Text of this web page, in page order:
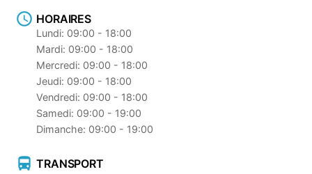
HORAIRES
Lundi: 09:00 - 18:00
Mardi: 09:00 - 18:00
Mercredi: 09:00 - 18:00
Jeudi: 09:00 - 18:00
Vendredi: 09:00 - 18:00
Samedi: 09:00 - 19:00
Dimanche: 09:00 - 19:00
TRANSPORT